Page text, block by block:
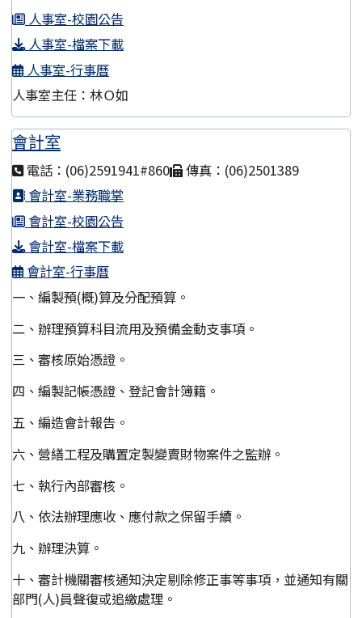
人事室-校園公告
人事室-檔案下載
人事室-行事曆
人事室主任：林Ｏ如
會計室
電話：(06)2591941#860
傳真：(06)2501389
會計室-業務職掌
會計室-校園公告
會計室-檔案下載
會計室-行事曆
一、編製預(概)算及分配預算。
二、辦理預算科目流用及預備金動支事項。
三、審核原始憑證。
四、編製記帳憑證、登記會計簿籍。
五、編造會計報告。
六、營繕工程及購置定製變賣財物案件之監辦。
七、執行內部審核。
八、依法辦理應收、應付款之保留手續。
九、辦理決算。
十、審計機關審核通知決定剔除修正事等事項，並通知有關
部門(人)員聲復或追繳處理。